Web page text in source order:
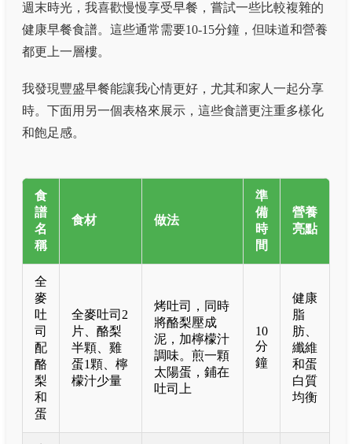
週末時光，我喜歡慢慢享受早餐，嘗試一些比較複雜的
健康早餐食譜。這些通常需要10-15分鐘，但味道和營養
都更上一層樓。
我發現豐盛早餐能讓我心情更好，尤其和家人一起分享
時。下面用另一個表格來展示，這些食譜更注重多樣化
和飽足感。
食
譜
名
稱
食材 做法
準
備
時
間
營養
亮點
全
麥
吐
司
配
酪
梨
和
蛋
全麥吐司2
片、酪梨
半顆、雞
蛋1顆、檸
檬汁少量
烤吐司，同時
將酪梨壓成
泥，加檸檬汁
調味。煎一顆
太陽蛋，鋪在
吐司上
10
分
鐘
健康
脂
肪、
纖維
和蛋
白質
均衡